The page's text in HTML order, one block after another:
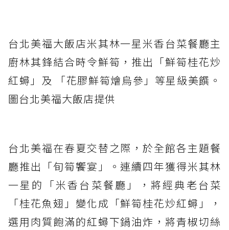
台北美福大飯店米其林一星米香台菜餐廳主
廚林其鋒結合時令鮮筍，推出「鮮筍桂花炒
紅蟳」及 「花膠鮮筍燴烏參」等星級美饌。
圖台北美福大飯店提供
台北美福在春夏交替之際，於全館各主題餐
廳推出「旬筍饗宴」。連續四年獲得米其林
一星的「米香台菜餐廳」，將經典老台菜
「桂花魚翅」變化成「鮮筍桂花炒紅蟳」，
選用肉質飽滿的紅蟳下鍋油炸，將青椒切絲